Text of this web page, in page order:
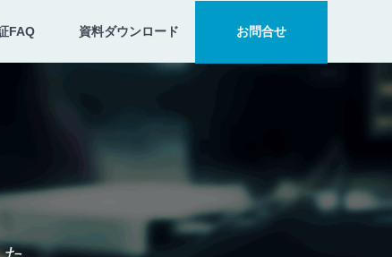
FAQ 資料ダウンロード お問合せ